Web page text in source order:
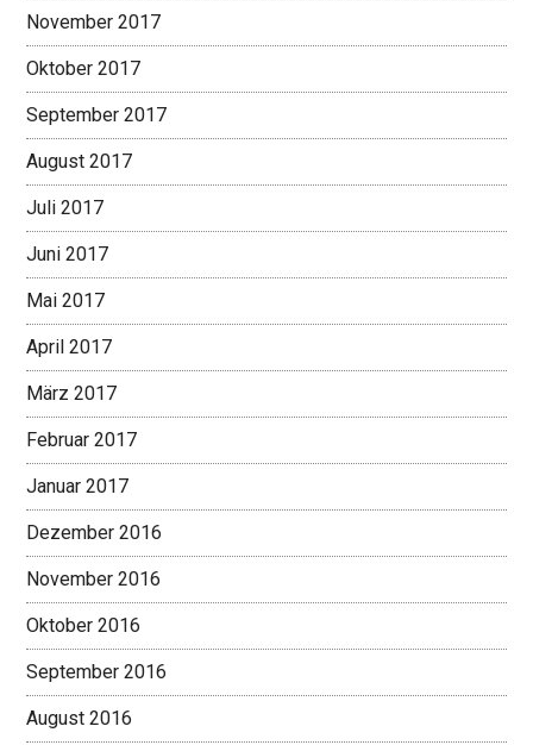
November 2017
Oktober 2017
September 2017
August 2017
Juli 2017
Juni 2017
Mai 2017
April 2017
März 2017
Februar 2017
Januar 2017
Dezember 2016
November 2016
Oktober 2016
September 2016
August 2016